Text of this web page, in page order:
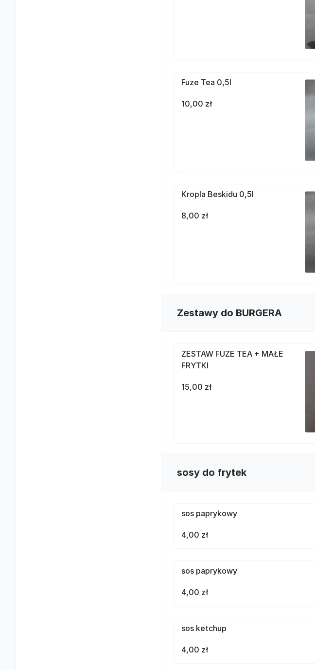
Fuze Tea 0,5l
10,00 zł
Kropla Beskidu 0,5l
8,00 zł
Zestawy do BURGERA
ZESTAW FUZE TEA + MAŁE
FRYTKI
15,00 zł
sosy do frytek
sos paprykowy
4,00 zł
sos paprykowy
4,00 zł
sos ketchup
4,00 zł